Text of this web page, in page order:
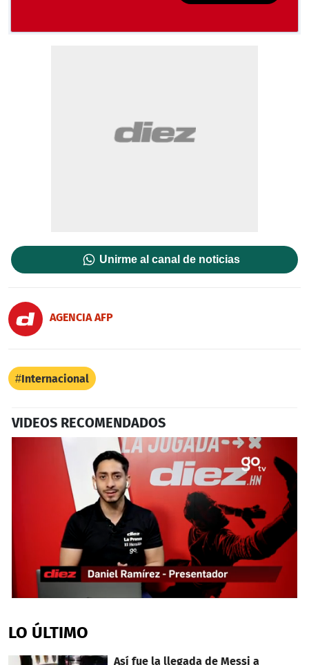
Unirme al canal de noticias
AGENCIA AFP
Internacional
VIDEOS RECOMENDADOS
of
4
53
LO ÚLTIMO
Así fue la llegada de Messi a